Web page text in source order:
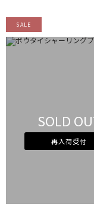
SALE
SOLD
再入荷受付